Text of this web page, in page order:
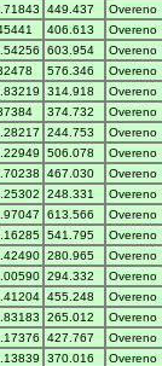
449.437
Overeno
406.613
Overeno
603.954
Overeno
576.346
Overeno
314.918
Overeno
374.732
Overeno
244.753
Overeno
506.078
Overeno
467.030
Overeno
248.331
Overeno
613.566
Overeno
541.795
Overeno
280.965
Overeno
294.332
Overeno
455.248
Overeno
265.012
Overeno
427.767
Overeno
370.016
Overeno